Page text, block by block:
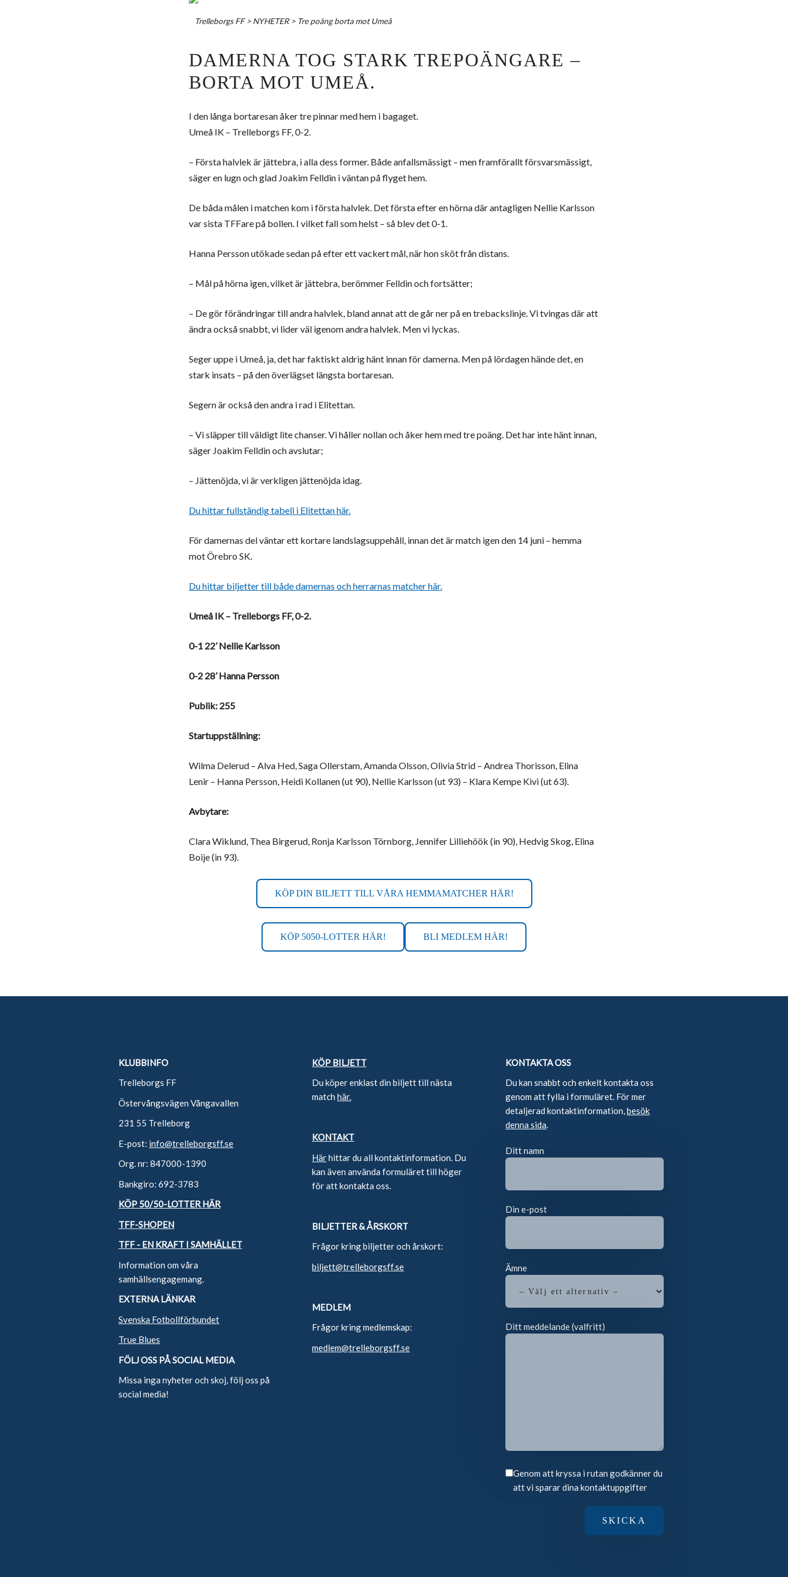
Trelleborgs FF> NYHETER> Tre poäng borta mot Umeå
DAMERNA TOG STARK TREPOÄNGARE –
BORTA MOT UMEÅ.
I den långa bortaresan åker tre pinnar med hem i bagaget.
Umeå IK – Trelleborgs FF, 0-2.
– Första halvlek är jättebra, i alla dess former. Både anfallsmässigt – men framförallt försvarsmässigt,
säger en lugn och glad Joakim Felldin i väntan på flyget hem.
De båda målen i matchen kom i första halvlek. Det första efter en hörna där antagligen Nellie Karlsson
var sista TFFare på bollen. I vilket fall som helst – så blev det 0-1.
Hanna Persson utökade sedan på efter ett vackert mål, när hon sköt från distans.
– Mål på hörna igen, vilket är jättebra, berömmer Felldin och fortsätter;
– De gör förändringar till andra halvlek, bland annat att de går ner på en trebackslinje. Vi tvingas där att
ändra också snabbt, vi lider väl igenom andra halvlek. Men vi lyckas.
Seger uppe i Umeå, ja, det har faktiskt aldrig hänt innan för damerna. Men på lördagen hände det, en
stark insats – på den överlägset längsta bortaresan.
Segern är också den andra i rad i Elitettan.
– Vi släpper till väldigt lite chanser. Vi håller nollan och åker hem med tre poäng. Det har inte hänt innan,
säger Joakim Felldin och avslutar;
– Jättenöjda, vi är verkligen jättenöjda idag.
Du hittar fullständig tabell i Elitettan här.
För damernas del väntar ett kortare landslagsuppehåll, innan det är match igen den 14 juni – hemma
mot Örebro SK.
Du hittar biljetter till både damernas och herrarnas matcher här.
Umeå IK – Trelleborgs FF, 0-2.
0-1 22’ Nellie Karlsson
0-2 28’ Hanna Persson
Publik: 255
Startuppställning:
Wilma Delerud – Alva Hed, Saga Ollerstam, Amanda Olsson, Olivia Strid – Andrea Thorisson, Elina
Lenir – Hanna Persson, Heidi Kollanen (ut 90), Nellie Karlsson (ut 93) – Klara Kempe Kivi (ut 63).
Avbytare:
Clara Wiklund, Thea Birgerud, Ronja Karlsson Törnborg, Jennifer Lilliehöök (in 90), Hedvig Skog, Elina
Boije (in 93).
KÖP DIN BILJETT TILL VÅRA HEMMAMATCHER HÄR!
KÖP 5050-LOTTER HÄR! BLI MEDLEM HÄR!
KLUBBINFO
Trelleborgs FF
Östervångsvägen Vångavallen
231 55 Trelleborg
E-post: info@trelleborgsff.se
Org. nr: 847000-1390
Bankgiro: 692-3783
KÖP 50/50-LOTTER HÄR
TFF-SHOPEN
TFF - EN KRAFT I SAMHÄLLET
Information om våra
samhällsengagemang.
EXTERNA LÄNKAR
Svenska Fotbollförbundet
True Blues
FÖLJ OSS PÅ SOCIAL MEDIA
Missa inga nyheter och skoj, följ oss på
social media!
KÖP BILJETT
Du köper enklast din biljett till nästa
match här.
KONTAKT
Härhittar du all kontaktinformation. Du
kan även använda formuläret till höger
för att kontakta oss.
BILJETTER & ÅRSKORT
Frågor kring biljetter och årskort:
biljett@trelleborgsff.se
MEDLEM
Frågor kring medlemskap:
medlem@trelleborgsff.se
KONTAKTA OSS
Du kan snabbt och enkelt kontakta oss
genom att fylla i formuläret. För mer
detaljerad kontaktinformation,besök
denna sida.
Ditt namn
Din e-post
Ämne
Ditt meddelande (valfritt)
Genom att kryssa i rutan godkänner du
att vi sparar dina kontaktuppgifter